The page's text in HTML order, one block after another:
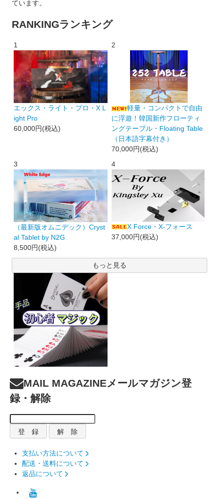
ています。
RANKINGランキング
1
エックス・ライト・プロ・X L
ight Pro
60,000円(税込)
2
軽量・コンパクトで自由
に浮遊！韓国新作フローティ
ングテーブル・Floating Table
（日本語字幕付き）
70,000円(税込)
3
（最新版オムニデック）Cryst
al Tablet by N2G
8,500円(税込)
4
X Force・X-フォース
37,000円(税込)
もっと見る
MAIL MAGAZINEメールマガジン登
録・解除
支払い方法について
配送・送料について
返品について